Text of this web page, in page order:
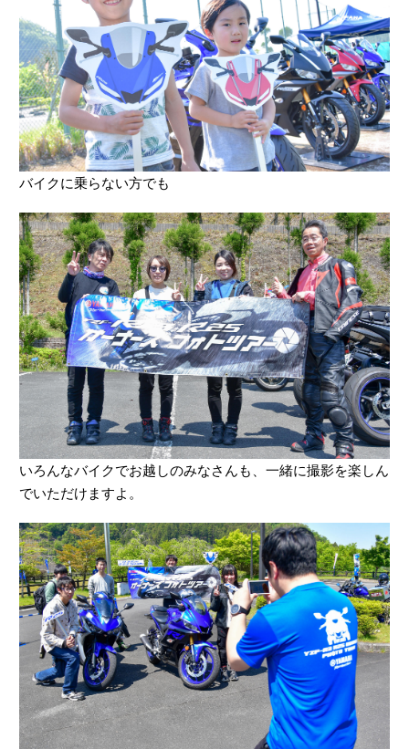
バイクに乗らない方でも
いろんなバイクでお越しのみなさんも、一緒に撮影を楽しん
でいただけますよ。